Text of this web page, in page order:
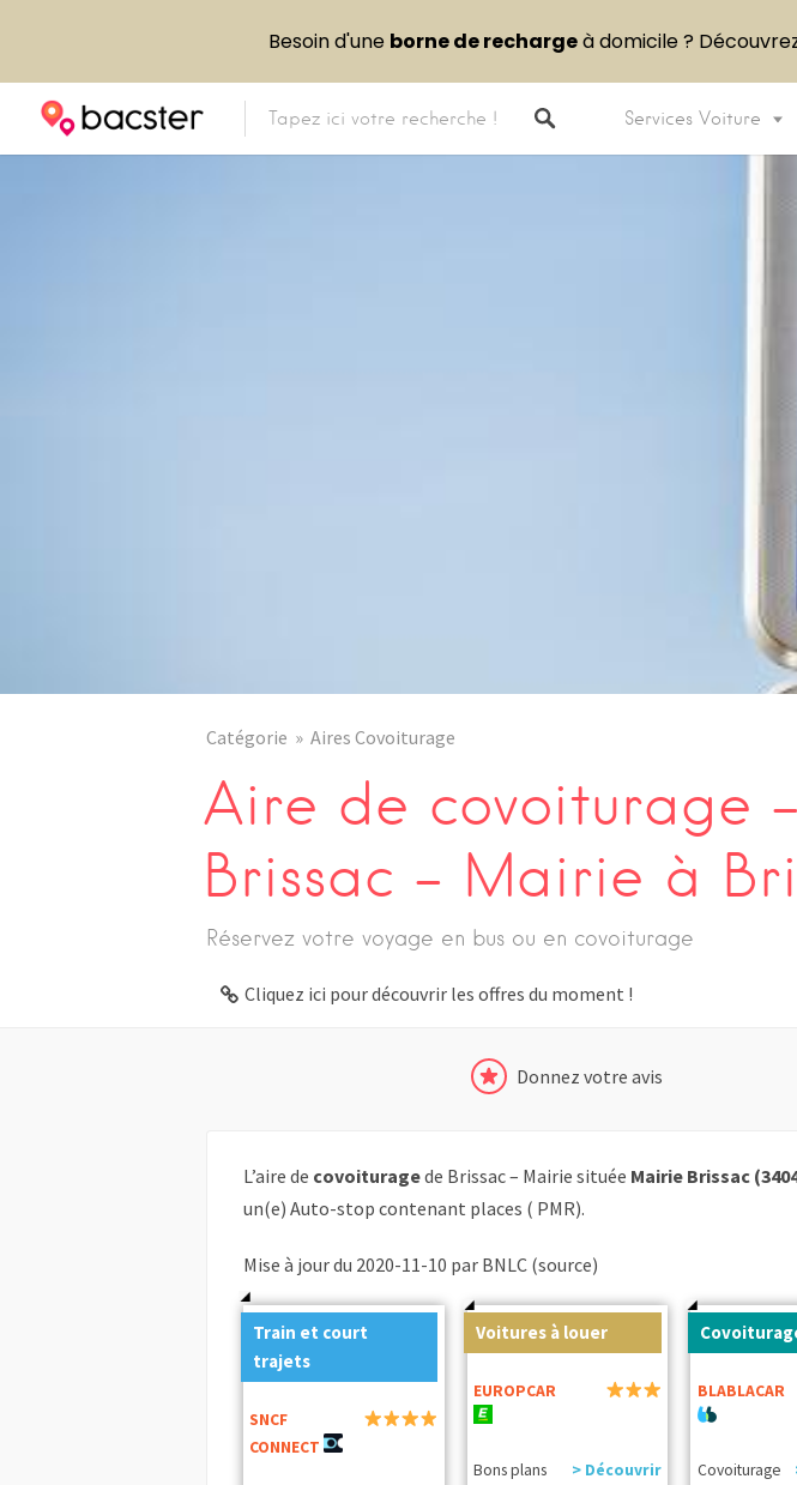
Services Voiture
Catégorie Aires Covoiturage
Aire de covoiturage –
Brissac – Mairie à
Réservez votre voyage en bus ou en covoiturage
Cliquez ici pour découvrir les offres du moment !
Donnez votre avis
L’aire de covoituragede Brissac – Mairie située Mairie Brissac
un(e) Auto-stop contenant places ( PMR).
Mise à jour du 2020-11-10 par BNLC (source)
Train et court
trajets
SNCF
CONNECT
Voitures à louer
EUROPCAR
Bons plans
> Découvrir
BLABLACAR
Covoiturage
Besoin d'une borne de rechargeà domicile ?